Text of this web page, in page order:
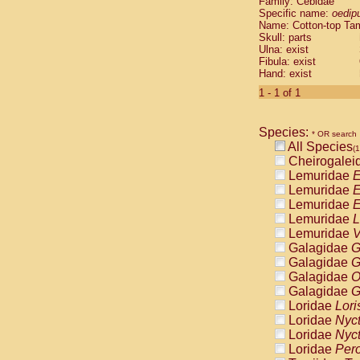
Cebidae
Cebidae
Cebidae
Cebidae
Cebidae
Cebidae
Cebidae
Cebidae
Cebidae
Cebidae
Cebidae
Cebidae
Atelidae
Atelidae
Atelidae
Atelidae
Atelidae
Atelidae
Atelidae
Atelidae
Atelidae
Atelidae
Pitheciidae
Specific name:
Name: Cotton-top
Skull: parts
Ulna: exist
Fibula: exist
Hand: exist
1 - 1 of 1
Species: * OR search
All Species
Lemuridae
Lemuridae
Lemuridae
Lemuridae
Lemuridae
Galagidae
Galagidae
Galagidae
Galagidae
Loridae
Loridae
Loridae
Loridae